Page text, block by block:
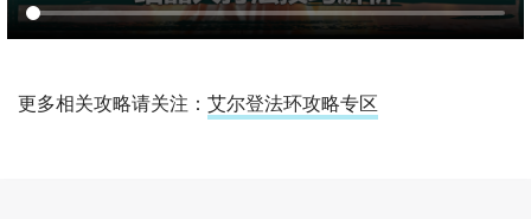
更多相关攻略请关注： 艾尔登法环攻略专区